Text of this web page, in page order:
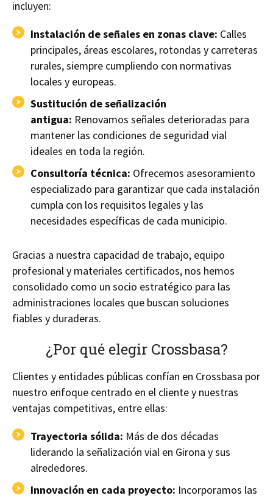
incluyen:
Instalación de señales en zonas clave: Calles
principales, áreas escolares, rotondas y carreteras
rurales, siempre cumpliendo con normativas
locales y europeas.
Sustitución de señalización
antigua: Renovamos señales deterioradas para
mantener las condiciones de seguridad vial
ideales en toda la región.
Consultoría técnica: Ofrecemos asesoramiento
especializado para garantizar que cada instalación
cumpla con los requisitos legales y las
necesidades específicas de cada municipio.
Gracias a nuestra capacidad de trabajo, equipo
profesional y materiales certificados, nos hemos
consolidado como un socio estratégico para las
administraciones locales que buscan soluciones
fiables y duraderas.
¿Por qué elegir Crossbasa?
Clientes y entidades públicas confían en Crossbasa por
nuestro enfoque centrado en el cliente y nuestras
ventajas competitivas, entre ellas:
Trayectoria sólida: Más de dos décadas
liderando la señalización vial en Girona y sus
alrededores.
Innovación en cada proyecto: Incorporamos las